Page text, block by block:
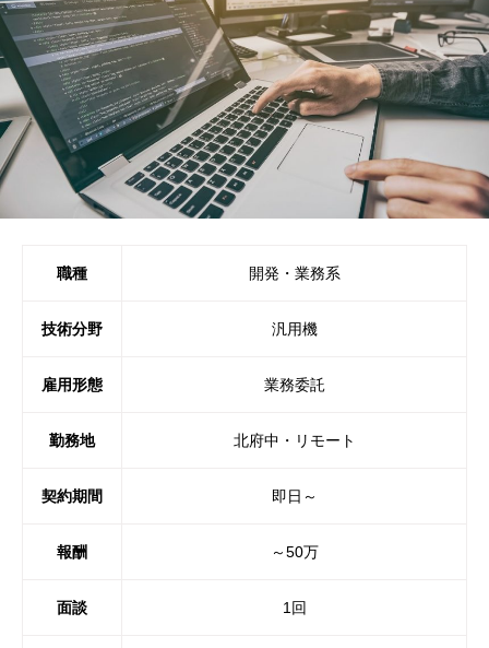
職種 開発・業務系
技術分野 汎用機
雇用形態 業務委託
勤務地 北府中・リモート
契約期間 即日～
報酬 ～50万
面談 1回